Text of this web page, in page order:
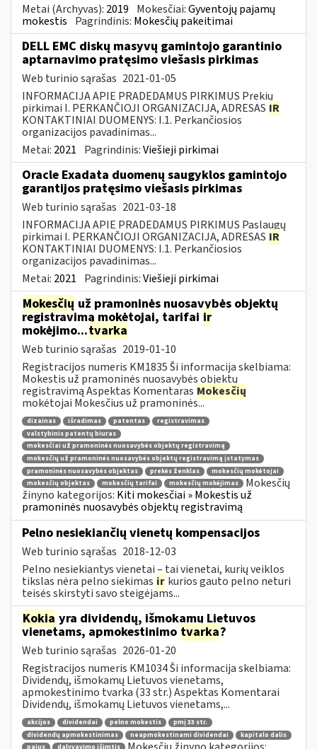
Metai (Archyvas): 2019 Mokesčiai:Gyventojų pajamų
mokestis Pagrindinis: Mokesčių pakeitimai
DELL EMC diskų masyvų gamintojo garantinio
aptarnavimo pratęsimo viešasis pirkimas
Web turinio sąrašas 2021-01-05
INFORMACIJA APIE PRADEDAMUS PIRKIMUS Prekių
pirkimai I. PERKANČIOJI ORGANIZACIJA, ADRESAS IR
KONTAKTINIAI DUOMENYS: I.1. Perkančiosios
organizacijos pavadinimas...
Metai: 2021 Pagrindinis:Viešieji pirkimai
Oracle Exadata duomenų saugyklos gamintojo
garantijos pratęsimo viešasis pirkimas
Web turinio sąrašas 2021-03-18
INFORMACIJA APIE PRADEDAMUS PIRKIMUS Paslaugų
pirkimai I. PERKANČIOJI ORGANIZACIJA, ADRESAS IR
KONTAKTINIAI DUOMENYS: I.1. Perkančiosios
organizacijos pavadinimas...
Metai: 2021 Pagrindinis:Viešieji pirkimai
Mokesčių už pramoninės nuosavybės objektų
registravimą mokėtojai, tarifai ir
mokėjimo...tvarka
Web turinio sąrašas 2019-01-10
Registracijos numeris KM1835 Ši informacija skelbiama:
Mokestis už pramoninės nuosavybės objektų
registravimą Aspektas Komentaras Mokesčių
mokėtojai Mokesčius už pramoninės...
dizainas išradimas patentas
registravimas
valstybinis patentų biuras
mokesčiai už pramoninės nuosavybės objektų registravimą
mokesčių už pramoninės nuosavybės objektų registravimą įstatymas
pramoninės nuosavybės objektas
prekės ženklas
mokesčių mokėtojai
mokesčių objektas
mokesčių tarifai mokesčių mokėjimas
Mokesčių
žinyno kategorijos: Kiti mokesčiai » Mokestis už
pramoninės nuosavybės objektų registravimą
Pelno nesiekiančių vienetų kompensacijos
Web turinio sąrašas 2018-12-03
Pelno nesiekiantys vienetai – tai vienetai, kurių veiklos
tikslas nėra pelno siekimas ir kurios gauto pelno neturi
teisės skirstyti savo steigėjams...
Kokia yra dividendų, išmokamų Lietuvos
vienetams, apmokestinimo tvarka?
Web turinio sąrašas 2026-01-20
Registracijos numeris KM1034 Ši informacija skelbiama:
Dividendų, išmokamų Lietuvos vienetams,
apmokestinimo tvarka (33 str.) Aspektas Komentarai
Dividendų, išmokamų Lietuvos vienetams,...
akcijos dividendai pelno mokestis
pmį 33 str.
dividendų apmokestinimas
neapmokestinami dividendai
kapitalo dalis